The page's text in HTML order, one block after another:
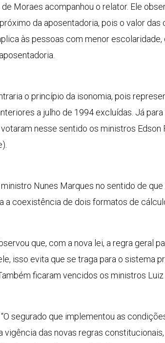
Moraes acompanhou o relator. Ele
da aposentadoria, pois o valor
às pessoas com menor
o princípio da isonomia, pois
a julho de 1994 excluídas. Já para
nesse sentido os ministros Edson
Nunes Marques no sentido de
a coexistência de dois formatos de
que, com a nova lei, a regra geral
isso evita que se traga para o sistema
ficaram vencidos os ministros
segurado que implementou as
das novas regras